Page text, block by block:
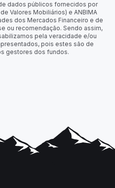
dados públicos fornecidos por
Valores Mobiliários) e ANBIMA
dos Mercados Financeiro e de
ou recomendação. Sendo assim,
pela veracidade e/ou
pois estes são de
gestores dos fundos.